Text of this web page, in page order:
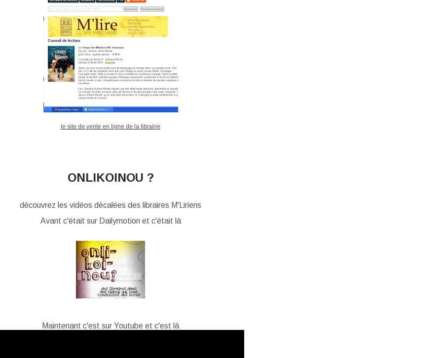
le site de vente en ligne de la librairie
ONLIKOINOU ?
découvrez les vidéos décalées des libraires M'Liriens
Avant c'était sur Dailymotion et c'était là
Maintenant c'est sur Youtube et c'est là